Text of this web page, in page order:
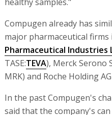
Compugen already has
major pharmaceutical firms
Pharmaceutical Industries
TASE:TEVA), Merck Serono
MRK) and Roche Holding AG
In the past Compugen's
said that the company's